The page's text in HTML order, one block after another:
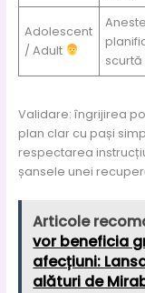
Adolescent
/ Adult
scurtă
Validare: îngrijirea
plan clar cu pași
respectarea
șansele unei
Articole
vor beneficia
afecțiuni:
alături de